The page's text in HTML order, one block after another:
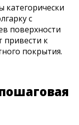
категорически
с
поверхности
привести к
покрытия.